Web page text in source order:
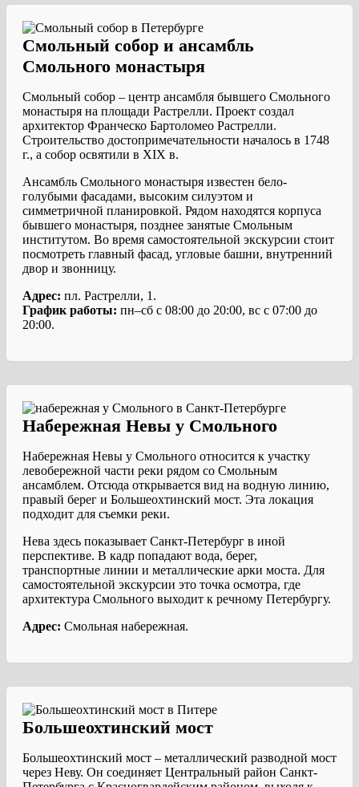
Смольный собор и ансамбль
Смольного монастыря
Смольный собор – центр ансамбля бывшего Смольного
монастыря на площади Растрелли. Проект создал
архитектор Франческо Бартоломео Растрелли.
Строительство достопримечательности началось в 1748
г., а собор освятили в XIX в.
Ансамбль Смольного монастыря известен бело-
голубыми фасадами, высоким силуэтом и
симметричной планировкой. Рядом находятся корпуса
бывшего монастыря, позднее занятые Смольным
институтом. Во время самостоятельной экскурсии стоит
посмотреть главный фасад, угловые башни, внутренний
двор и звонницу.
Адрес: пл. Растрелли, 1.
График работы: пн–сб с 08:00 до 20:00, вс с 07:00 до
20:00.
Набережная Невы у Смольного
Набережная Невы у Смольного относится к участку
левобережной части реки рядом со Смольным
ансамблем. Отсюда открывается вид на водную линию,
правый берег и Большеохтинский мост. Эта локация
подходит для съемки реки.
Нева здесь показывает Санкт-Петербург в иной
перспективе. В кадр попадают вода, берег,
транспортные линии и металлические арки моста. Для
самостоятельной экскурсии это точка осмотра, где
архитектура Смольного выходит к речному Петербургу.
Адрес: Смольная набережная.
Большеохтинский мост
Большеохтинский мост – металлический разводной мост
через Неву. Он соединяет Центральный район Санкт-